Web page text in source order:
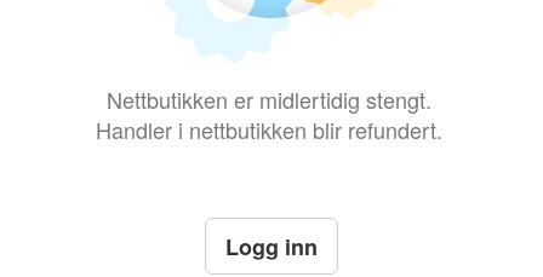
Nettbutikken er midlertidig stengt.
Handler i nettbutikken blir refundert.
Logg inn